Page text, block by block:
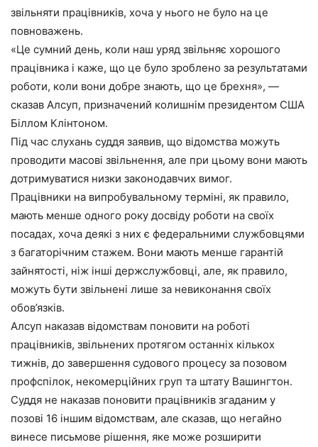
звільняти працівників, хоча у нього не було на це
повноважень.
«Це сумний день, коли наш уряд звільняє хорошого
працівника і каже, що це було зроблено за результатами
роботи, коли вони добре знають, що це брехня», —
сказав Алсуп, призначений колишнім президентом США
Біллом Клінтоном.
Під час слухань суддя заявив, що відомства можуть
проводити масові звільнення, але при цьому вони мають
дотримуватися низки законодавчих вимог.
Працівники на випробувальному терміні, як правило,
мають менше одного року досвіду роботи на своїх
посадах, хоча деякі з них є федеральними службовцями
з багаторічним стажем. Вони мають менше гарантій
зайнятості, ніж інші держслужбовці, але, як правило,
можуть бути звільнені лише за невиконання своїх
обов’язків.
Алсуп наказав відомствам поновити на роботі
працівників, звільнених протягом останніх кількох
тижнів, до завершення судового процесу за позовом
профспілок, некомерційних груп та штату Вашингтон.
Суддя не наказав поновити працівників згаданим у
позові 16 іншим відомствам, але сказав, що негайно
винесе письмове рішення, яке може розширити